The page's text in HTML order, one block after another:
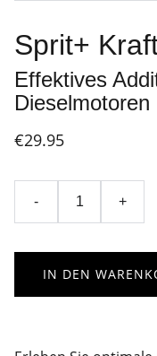
Sprit+
Effektives
Dieselmotoren
€29.95
- +
IN DEN